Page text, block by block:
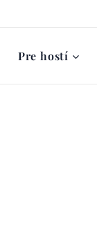
Pre hostí